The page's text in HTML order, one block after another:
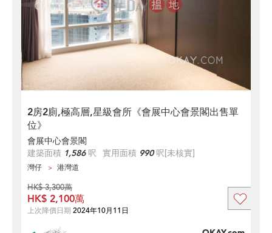
2房2廁,極高層,星級會所《會展中心會景閣出售單
位》
會展中心會景閣
建築面積 1,586呎 實用面積 990呎[未核實]
灣仔 港灣道
HK$ 3,300萬
HK$ 2,100萬
上次降價日期 2024年10月11日